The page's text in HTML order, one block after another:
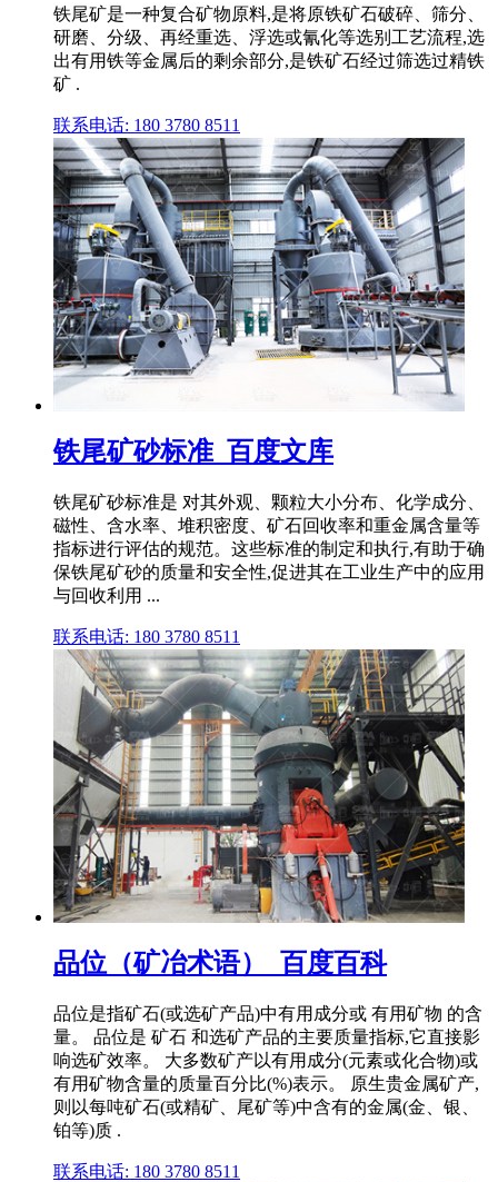
铁尾矿是一种复合矿物原料,是将原铁矿石破碎、筛分、
研磨、分级、再经重选、浮选或氰化等选别工艺流程,选
出有用铁等金属后的剩余部分,是铁矿石经过筛选过精铁
矿 .
联系电话: 180 3780 8511
铁尾矿砂标准_百度文库
铁尾矿砂标准是 对其外观、颗粒大小分布、化学成分、
磁性、含水率、堆积密度、矿石回收率和重金属含量等
指标进行评估的规范。这些标准的制定和执行,有助于确
保铁尾矿砂的质量和安全性,促进其在工业生产中的应用
与回收利用 ...
联系电话: 180 3780 8511
品位（矿冶术语）_百度百科
品位是指矿石(或选矿产品)中有用成分或 有用矿物 的含
量。 品位是 矿石 和选矿产品的主要质量指标,它直接影
响选矿效率。 大多数矿产以有用成分(元素或化合物)或
有用矿物含量的质量百分比(%)表示。 原生贵金属矿产,
则以每吨矿石(或精矿、尾矿等)中含有的金属(金、银、
铂等)质 .
联系电话: 180 3780 8511